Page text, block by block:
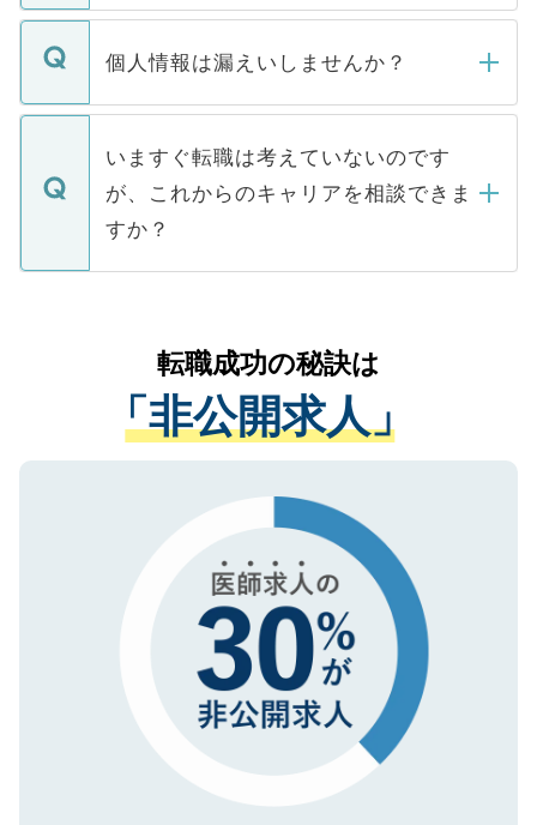
ません。
■応募殺到を避けるため 人気のある医療機
関を公にしてしまうと、応募が殺到する場
に、医療機関が求める条件に合った人材の
みを人材紹介会社に依頼するケースが増え
ています。
転職・入職を強要することは一切ありませ
ん。また、仮に応募先から内定をいただい
定を承諾する必要はありません。内定先へ
の辞退の連絡はキャリアパートナーが行い
個人情報は漏えいしませんか？
個人情報が漏えいすることはありませんの
で、ご安心ください。当サイトからの登録
などで収集したご登録者様の個人情報は、
ご本人のキャリアアップおよび転職活動の
支援を目的に使用いたします。お預かりし
ているすべての個人データはご本人の許可
は、個人情報の取り扱いについての厳密な
管理基準を満たした事業者のみに付与され
る、プライバシーマークを取得済みです。
で、機密保持に関してもご安心ください。
いますぐ転職は考えていないのです
が、これからのキャリアを相談できま
すか？
かがいして、現在の医療機関の状況や紹介
経験をまじえながら、適切なアドバイスを
させていただきます。すぐにご転職をされ
ない方には、長期的なサポートが可能です
ので、まずはご登録ください。
転職成功の秘訣は
「非公開求人」